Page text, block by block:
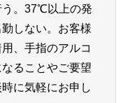
う。37℃以上の発
しない。お客様
、手指のアルコ
ることやご要望
に気軽にお申し